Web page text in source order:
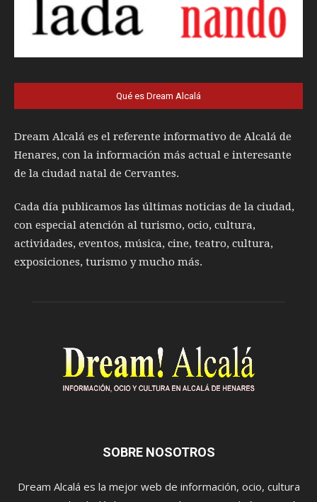
Qué es Dream Alcalá
Dream Alcalá es el referente informativo de Alcalá de
Henares, con la información más actual e interesante
de la ciudad natal de Cervantes.
Cada día publicamos las últimas noticias de la ciudad,
con especial atención al turismo, ocio, cultura,
actividades, eventos, música, cine, teatro, cultura,
exposiciones, turismo y mucho más.
SOBRE NOSOTROS
Dream Alcalá es la mejor web de información, ocio, cultura